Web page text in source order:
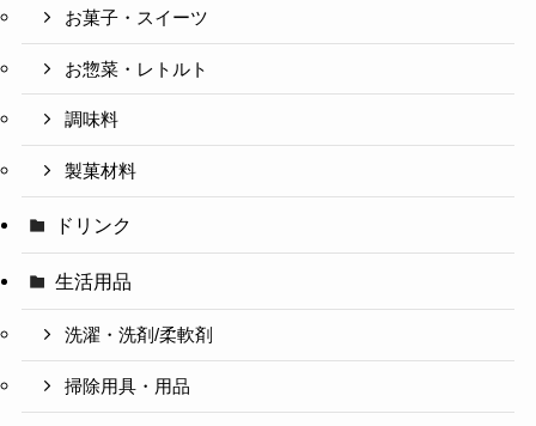
お菓子・スイーツ
お惣菜・レトルト
調味料
製菓材料
ドリンク
生活用品
洗濯・洗剤/柔軟剤
掃除用具・用品